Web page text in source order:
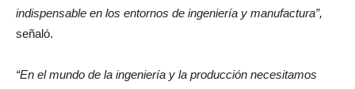
indispensable en los entornos de ingeniería y manufactura”,
señaló.
“En el mundo de la ingeniería y la producción necesitamos